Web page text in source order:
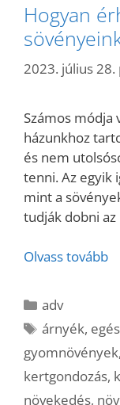
Hogyan
2023. július
Számos módja
házunkhoz
és nem
tenni. Az egyik
mint a
tudják dobni
Olvass tovább
Kategória
adv
Címkék
árnyék,
gyomnövények,
kertgondozás,
növekedés,